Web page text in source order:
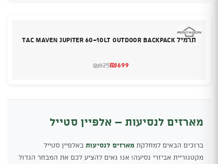
תרמיל TAC MAVEN JUPITER 60+10LT OUTDOOR BACKPACK
₪825
המחיר₪699
המחיר
מארזים לנסיעות – אלפיין סטייל
ברוכים הבאים למחלקת מארזים לנסיעות באלפיין סטייל
מקטגוריית אביזרי נסיעה! אנו גאים להציע לכם את המבחר הגדול